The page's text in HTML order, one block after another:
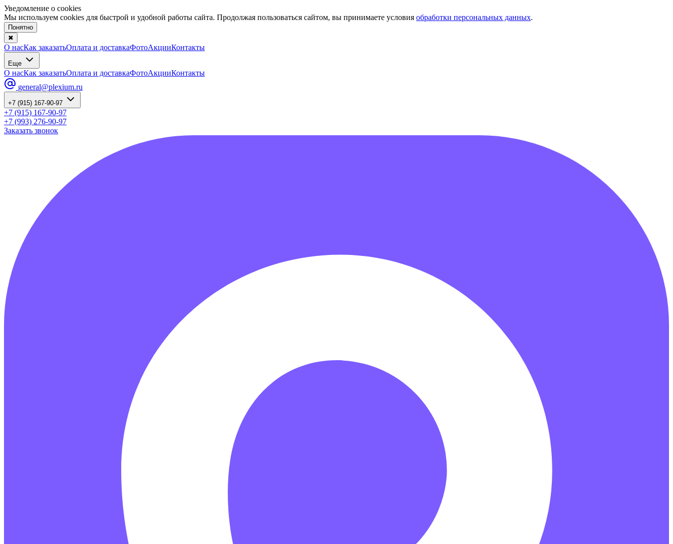
Уведомление о cookies
Мы используем cookies для быстрой и удобной работы сайта. Продолжая пользоваться сайтом, вы принимаете условия обработки персональных данных.
Понятно
✖
О насКак заказатьОплата и доставкаФотоАкцииКонтакты
Еще
О насКак заказатьОплата и доставкаФотоАкцииКонтакты
general@plexium.ru
+7 (915) 167-90-97
+7 (915) 167-90-97
+7 (993) 276-90-97
Заказать звонок